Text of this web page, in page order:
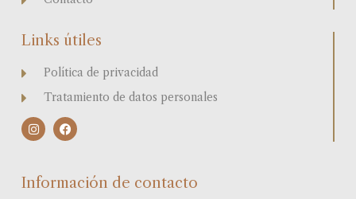
Links útiles
Política de privacidad
Tratamiento de datos personales
I
n
g
F
a
o
Información de contacto